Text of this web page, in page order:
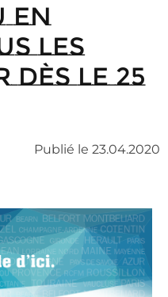
en
les
dès le 25
Publié le 23.04.2020